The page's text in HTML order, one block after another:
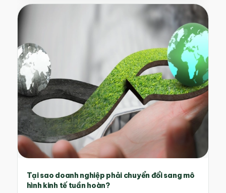
Tại sao doanh nghiệp phải chuyển đổi sang mô
hình kinh tế tuần hoàn?